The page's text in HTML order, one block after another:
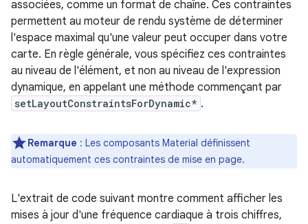
associées, comme un format de chaîne. Ces contraintes
permettent au moteur de rendu système de déterminer
l'espace maximal qu'une valeur peut occuper dans votre
carte. En règle générale, vous spécifiez ces contraintes
au niveau de l'élément, et non au niveau de l'expression
dynamique, en appelant une méthode commençant par
setLayoutConstraintsForDynamic* .
Remarque : Les composants Material définissent
automatiquement ces contraintes de mise en page.
L'extrait de code suivant montre comment afficher les
mises à jour d'une fréquence cardiaque à trois chiffres,